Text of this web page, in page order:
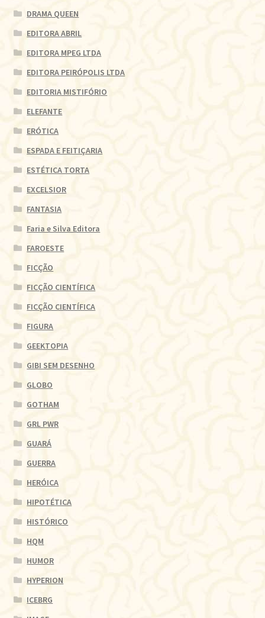
DRAMA QUEEN
EDITORA ABRIL
EDITORA MPEG LTDA
EDITORA PEIRÓPOLIS LTDA
EDITORIA MISTIFÓRIO
ELEFANTE
ERÓTICA
ESPADA E FEITIÇARIA
ESTÉTICA TORTA
EXCELSIOR
FANTASIA
Faria e Silva Editora
FAROESTE
FICÇÃO
FICÇÃO CIENTÍFICA
FICÇÃO CIENTÍFICA
FIGURA
GEEKTOPIA
GIBI SEM DESENHO
GLOBO
GOTHAM
GRL PWR
GUARÁ
GUERRA
HERÓICA
HIPOTÉTICA
HISTÓRICO
HQM
HUMOR
HYPERION
ICEBRG